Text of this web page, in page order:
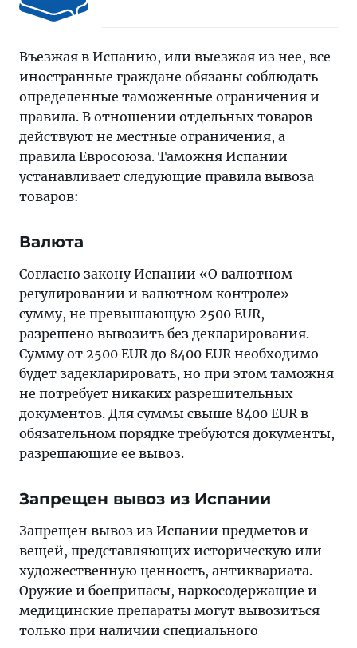
Въезжая в Испанию, или выезжая из нее, все
иностранные граждане обязаны соблюдать
определенные таможенные ограничения и
правила. В отношении отдельных товаров
действуют не местные ограничения, а
правила Евросоюза. Таможня Испании
устанавливает следующие правила вывоза
товаров:
Валюта
Согласно закону Испании «О валютном
регулировании и валютном контроле»
сумму, не превышающую 2500 EUR,
разрешено вывозить без декларирования.
Сумму от 2500 EUR до 8400 EUR необходимо
будет задекларировать, но при этом таможня
не потребует никаких разрешительных
документов. Для суммы свыше 8400 EUR в
обязательном порядке требуются документы,
разрешающие ее вывоз.
Запрещен вывоз из Испании
Запрещен вывоз из Испании предметов и
вещей, представляющих историческую или
художественную ценность, антиквариата.
Оружие и боеприпасы, наркосодержащие и
медицинские препараты могут вывозиться
только при наличии специального